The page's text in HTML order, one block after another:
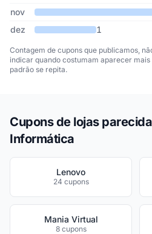
nov
dez
1
Contagem de cupons que publicamos,
indicar quando costumam aparecer
padrão se repita.
Cupons de lojas
Informática
Lenovo
24 cupons
Mania Virtual
8 cupons